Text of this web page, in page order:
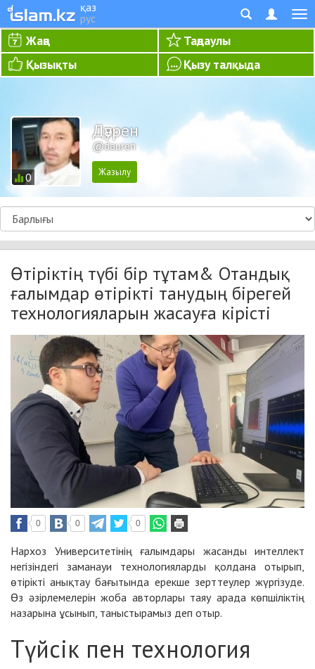
қаз
рус
Жаңа
Таңдаулы
Қызықты
Қызу талқыда
0
Дәурен
@dauren
Өтіріктің түбі бір тұтам& Отандық
ғалымдар өтірікті танудың бірегей
технологияларын жасауға кірісті
0 0 0
Нархоз Университетінің ғалымдары жасанды интеллект
негізіндегі заманауи технологияларды қолдана отырып,
өтірікті анықтау бағытында ерекше зерттеулер жүргізуде.
Өз әзірлемелерін жоба авторлары таяу арада көпшіліктің
назарына ұсынып, таныстырамыз деп отыр.
Түйсік пен технология